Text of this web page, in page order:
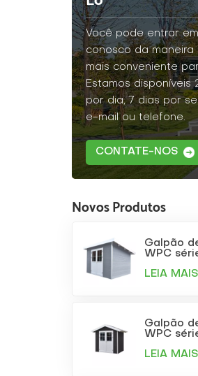
Você pode entrar
conosco da maneira
mais conveniente
Estamos disponíveis
por dia, 7 dias por
e-mail ou telefone.
CONTATE-NOS
Novos Produtos
Galpão
WPC
LEIA MAIS
Galpão
WPC
LEIA MAIS